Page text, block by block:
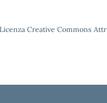
Creative Commons